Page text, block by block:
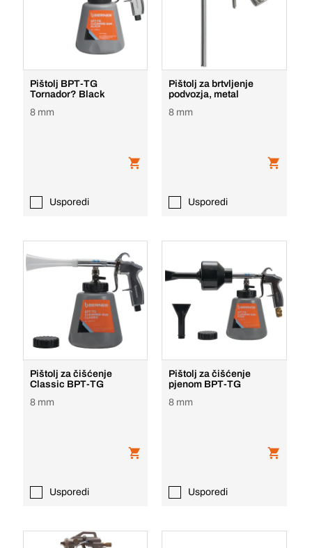
Pištolj BPT-TG
Tornador? Black
8 mm
Usporedi
Pištolj za brtvljenje
podvozja, metal
8 mm
Usporedi
Pištolj za čišćenje
Classic BPT-TG
8 mm
Usporedi
Pištolj za čišćenje
pjenom BPT-TG
8 mm
Usporedi